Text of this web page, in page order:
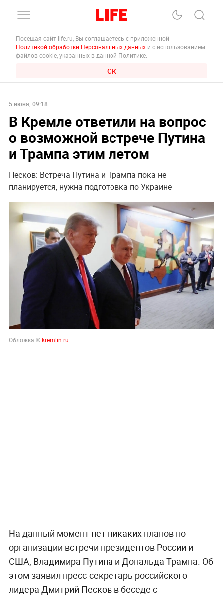
Посещая сайт life.ru, Вы соглашаетесь с приложенной
Политикой обработки Персональных данных и с использованием
файлов cookie, указанных в данной Политике.
ОК
5 июня, 09:18
В Кремле ответили на вопрос
о возможной встрече Путина
и Трампа этим летом
Песков: Встреча Путина и Трампа пока не
планируется, нужна подготовка по Украине
Обложка ©kremlin.ru
На данный момент нет никаких планов по
организации встречи президентов России и
США, Владимира Путина и Дональда Трампа. Об
этом заявил пресс-секретарь российского
лидера Дмитрий Песков в беседе с